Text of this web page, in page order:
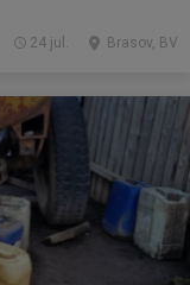
Brasov, BV
24 jul.